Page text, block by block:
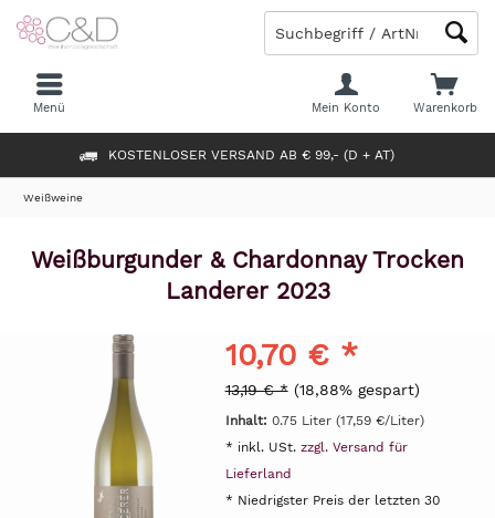
KOSTENLOSER VERSAND AB € 99,- (D + AT)
Warenkorb
Mein Konto
Menü
Weißweine
Weißburgunder & Chardonnay Trocken
Landerer 2023
10,70 € *
13,19 € * (18,88% gespart)
Inhalt: 0.75 Liter (17,59 €/Liter)
* inkl. USt. zzgl. Versand für
Lieferland
* Niedrigster Preis der letzten 30